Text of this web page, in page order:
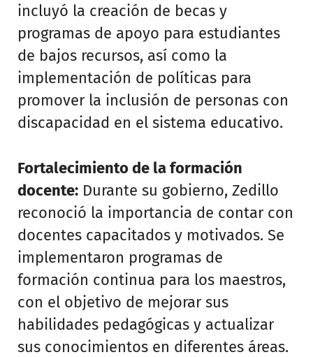
incluyó la creación de becas y
programas de apoyo para estudiantes
de bajos recursos, así como la
implementación de políticas para
promover la inclusión de personas con
discapacidad en el sistema educativo.
Fortalecimiento de la formación
docente: Durante su gobierno, Zedillo
reconoció la importancia de contar con
docentes capacitados y motivados. Se
implementaron programas de
formación continua para los maestros,
con el objetivo de mejorar sus
habilidades pedagógicas y actualizar
sus conocimientos en diferentes áreas.